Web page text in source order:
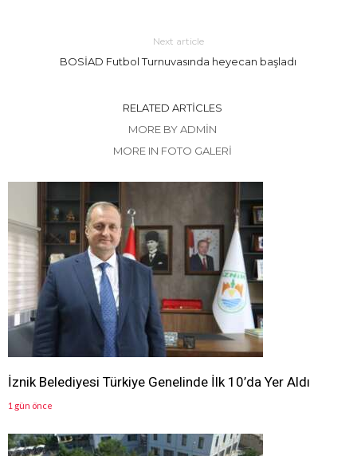
Next article
BOSİAD Futbol Turnuvasında heyecan başladı
RELATED ARTICLES
MORE BY ADMIN
MORE IN FOTO GALERİ
İznik Belediyesi Türkiye Genelinde İlk 10’da Yer Aldı
1 gün önce